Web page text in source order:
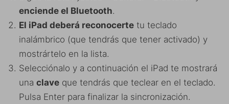
enciende el Bluetooth.
El iPad deberá reconocerte tu teclado
inalámbrico (que tendrás que tener activado) y
mostrártelo en la lista.
Selecciónalo y a continuación el iPad te mostrará
una clave que tendrás que teclear en el teclado.
Pulsa Enter para finalizar la sincronización.